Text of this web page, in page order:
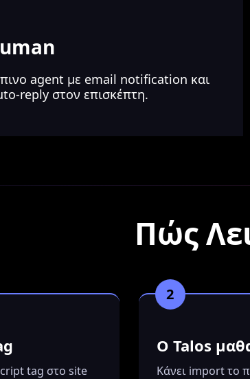
agent με email notification και
reply στον επισκέπτη.
Πώς
tag στο site
2
Ο Talos
Κάνει import το